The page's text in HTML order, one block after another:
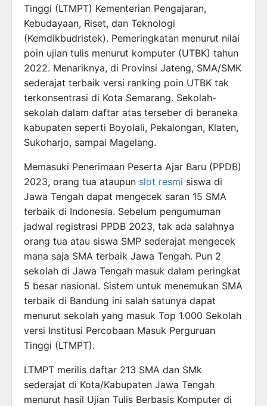
Tinggi (LTMPT) Kementerian Pengajaran,
Kebudayaan, Riset, dan Teknologi
(Kemdikbudristek). Pemeringkatan menurut nilai
poin ujian tulis menurut komputer (UTBK) tahun
2022. Menariknya, di Provinsi Jateng, SMA/SMK
sederajat terbaik versi ranking poin UTBK tak
terkonsentrasi di Kota Semarang. Sekolah-
sekolah dalam daftar atas terseber di beraneka
kabupaten seperti Boyolali, Pekalongan, Klaten,
Sukoharjo, sampai Magelang.
Memasuki Penerimaan Peserta Ajar Baru (PPDB)
2023, orang tua ataupun slot resmi siswa di
Jawa Tengah dapat mengecek saran 15 SMA
terbaik di Indonesia. Sebelum pengumuman
jadwal registrasi PPDB 2023, tak ada salahnya
orang tua atau siswa SMP sederajat mengecek
mana saja SMA terbaik Jawa Tengah. Pun 2
sekolah di Jawa Tengah masuk dalam peringkat
5 besar nasional. Sistem untuk menemukan SMA
terbaik di Bandung ini salah satunya dapat
menurut sekolah yang masuk Top 1.000 Sekolah
versi Institusi Percobaan Masuk Perguruan
Tinggi (LTMPT).
LTMPT merilis daftar 213 SMA dan SMk
sederajat di Kota/Kabupaten Jawa Tengah
menurut hasil Ujian Tulis Berbasis Komputer di